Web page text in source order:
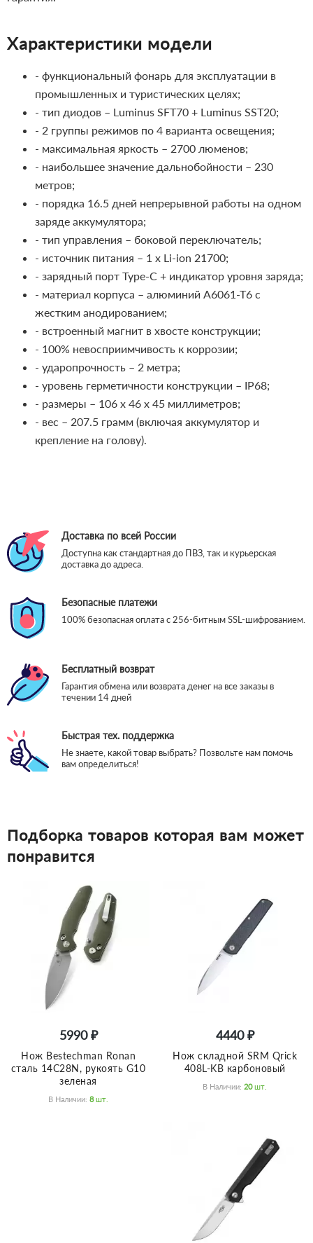
Характеристики модели
- функциональный фонарь для эксплуатации в
промышленных и туристических целях;
- тип диодов – Luminus SFT70 + Luminus SST20;
- 2 группы режимов по 4 варианта освещения;
- максимальная яркость – 2700 люменов;
- наибольшее значение дальнобойности – 230
метров;
- порядка 16.5 дней непрерывной работы на одном
заряде аккумулятора;
- тип управления – боковой переключатель;
- источник питания – 1 х Li-ion 21700;
- зарядный порт Type-C + индикатор уровня заряда;
- материал корпуса – алюминий А6061-Т6 с
жестким анодированием;
- встроенный магнит в хвосте конструкции;
- 100% невосприимчивость к коррозии;
- ударопрочность – 2 метра;
- уровень герметичности конструкции – IP68;
- размеры – 106 х 46 х 45 миллиметров;
- вес – 207.5 грамм (включая аккумулятор и
крепление на голову).
Доставка по всей России
Доступна как стандартная до ПВЗ, так и курьерская
доставка до адреса.
Безопасные платежи
100% безопасная оплата с 256-битным SSL-шифрованием.
Бесплатный возврат
Гарантия обмена или возврата денег на все заказы в
течении 14 дней
Быстрая тех. поддержка
Не знаете, какой товар выбрать? Позвольте нам помочь
вам определиться!
Подборка товаров которая вам может
понравится
5990 ₽
Нож Bestechman Ronan
сталь 14C28N, рукоять G10
зеленая
В Наличии: 8 Шт.
4440 ₽
Нож складной SRM Qrick
408L-KB карбоновый
В Наличии: 20 Шт.